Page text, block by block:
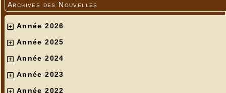
Archives des Nouvelles
Année 2026
Année 2025
Année 2024
Année 2023
Année 2022